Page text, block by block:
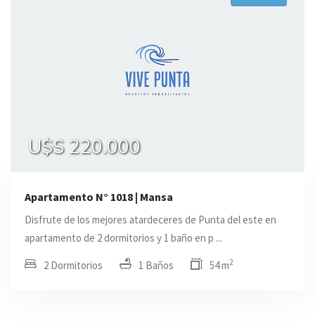
U$S 220.000
Apartamento N° 1018 | Mansa
Disfrute de los mejores atardeceres de Punta del este en
apartamento de 2 dormitorios y 1 baño en p ...
2 Dormitorios 1 Baños 54 m2